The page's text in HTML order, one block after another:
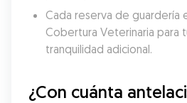
Cada reserva de guardería
Cobertura Veterinaria para
tranquilidad adicional.
¿Con cuánta